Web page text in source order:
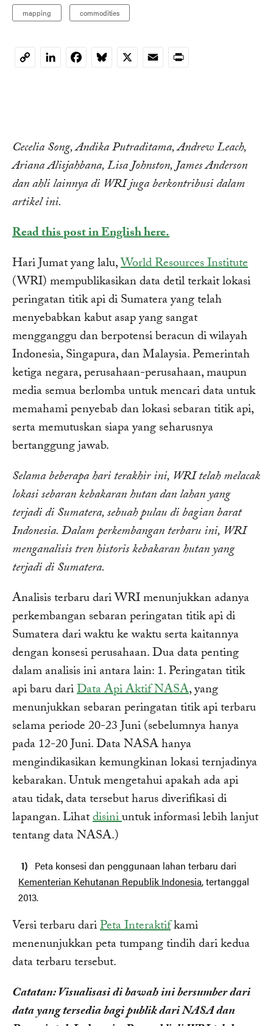
mapping commodities
CopyLinkedInFacebookBluesky
X EmailPrint
Cecelia Song, Andika Putraditama, Andrew Leach,
Ariana Alisjahbana, Lisa Johnston, James Anderson
dan ahli lainnya di WRI juga berkontribusi dalam
artikel ini.
Read this post in English here.
Hari Jumat yang lalu,World Resources Institute
(WRI) mempublikasikan data detil terkait lokasi
peringatan titik api di Sumatera yang telah
menyebabkan kabut asap yang sangat
mengganggu dan berpotensi beracun di wilayah
Indonesia, Singapura, dan Malaysia. Pemerintah
ketiga negara, perusahaan-perusahaan, maupun
media semua berlomba untuk mencari data untuk
memahami penyebab dan lokasi sebaran titik api,
serta memutuskan siapa yang seharusnya
bertanggung jawab.
Selama beberapa hari terakhir ini, WRI telah melacak
lokasi sebaran kebakaran hutan dan lahan yang
terjadi di Sumatera, sebuah pulau di bagian barat
Indonesia. Dalam perkembangan terbaru ini, WRI
menganalisis tren historis kebakaran hutan yang
terjadi di Sumatera.
Analisis terbaru dari WRI menunjukkan adanya
perkembangan sebaran peringatan titik api di
Sumatera dari waktu ke waktu serta kaitannya
dengan konsesi perusahaan. Dua data penting
dalam analisis ini antara lain:1. Peringatan titik
api baru dariData Api Aktif NASA, yang
menunjukkan sebaran peringatan titik api terbaru
selama periode 20-23 Juni (sebelumnya hanya
pada 12-20 Juni. Data NASA hanya
mengindikasikan kemungkinan lokasi ternjadinya
kebarakan. Untuk mengetahui apakah ada api
atau tidak, data tersebut harus diverifikasi di
lapangan. Lihatdisiniuntuk informasi lebih lanjut
tentang data NASA.)
Peta konsesi dan penggunaan lahan terbaru dari
Kementerian Kehutanan Republik Indonesia, tertanggal
2013.
Versi terbaru dariPeta Interaktifkami
menenunjukkan peta tumpang tindih dari kedua
data terbaru tersebut.
Catatan: Visualisasi di bawah ini bersumber dari
data yang tersedia bagi publik dari NASA dan